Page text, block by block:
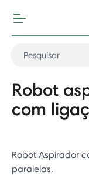
Robot
com
Robot Aspirador
paralelas.